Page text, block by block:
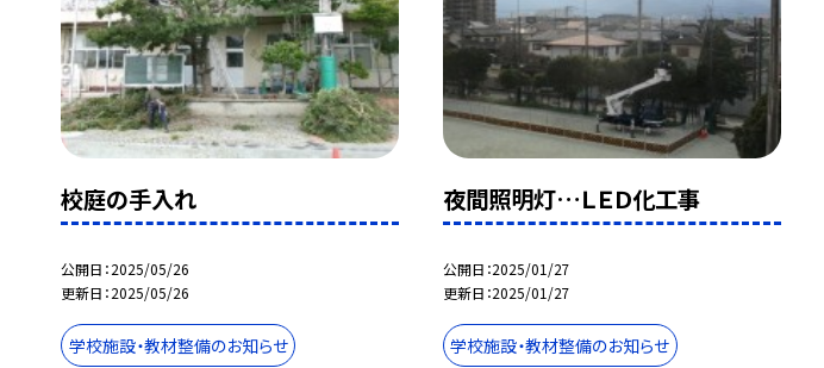
校庭の手入れ
公開日 2025/05/26
更新日 2025/05/26
学校施設・教材整備のお知らせ
夜間照明灯…ＬＥＤ化工事
公開日 2025/01/27
更新日 2025/01/27
学校施設・教材整備のお知らせ